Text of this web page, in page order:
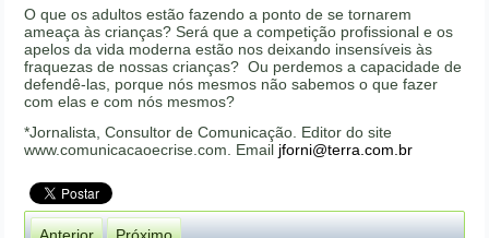
O que os adultos estão fazendo a ponto de se tornarem
ameaça às crianças? Será que a competição profissional e os
apelos da vida moderna estão nos deixando insensíveis às
fraquezas de nossas crianças? Ou perdemos a capacidade de
defendê-las, porque nós mesmos não sabemos o que fazer
com elas e com nós mesmos?
*Jornalista, Consultor de Comunicação. Editor do site
www.comunicacaoecrise.com. Email jforni@terra.com.br